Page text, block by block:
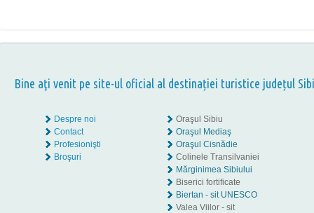
Bine aţi venit pe site-ul oficial al destinației turistice județul
Despre noi
Contact
Profesionişti
Broşuri
Oraşul Sibiu
Oraşul Mediaş
Oraşul Cisnădie
Colinele Transilvaniei
Mărginimea Sibiului
Biserici fortificate
Biertan - sit UNESCO
Valea Viilor - sit